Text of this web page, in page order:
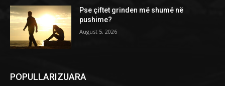
Pse çiftet grinden më shumë në
pushime?
August 5, 2026
POPULLARIZUARA